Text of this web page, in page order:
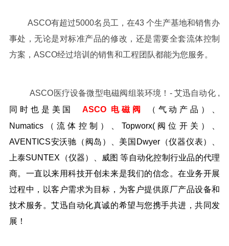
有超过5000名员工，在43 个生产基地和销售办
事处，无论是对标准产品的修改，还是需要全套流体控制
方案， ASCO经过培训的销售和工程团队都能为您服务。
医疗设备微型电磁阀组装环境！ - 艾迅自动化 ,
同时也是美国
ASCO 电磁阀
（气动产品）、
Numatics（流体控制）、Topworx(阀位开关）、
AVENTICS安沃驰（阀岛）、美国Dwyer（仪器仪表）、
上泰SUNTEX（仪器）、威图 等自动化控制行业品的代理
商。一直以来用科技开创未来是我们的信念。在业务开展
过程中，以客户需求为目标，为客户提供原厂产品设备和
技术服务。艾迅自动化真诚的希望与您携手共进，共同发
展！